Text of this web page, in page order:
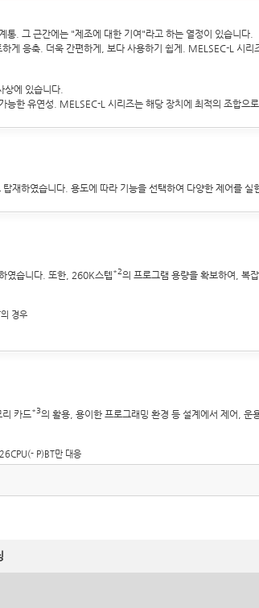
통. 그 근간에는 "제조에 대한 기여"라고 하는 열정이 있습니다.
게 응축. 더욱 간편하게, 보다 사용하기 쉽게. MELSEC-L 시리
상에 있습니다.
능한 유연성. MELSEC-L 시리즈는 해당 장치에 최적의 조합으
재하였습니다. 용도에 따라 기능을 선택하여 다양한 제어를 실
였습니다. 또한, 260K스텝*2의 프로그램 용량을 확보하여, 복
경우
리 카드*3의 활용, 용이한 프로그래밍 환경 등 설계에서 제어, 운
P)BT만 대응